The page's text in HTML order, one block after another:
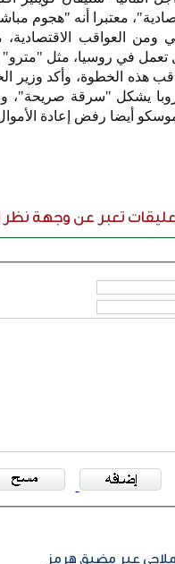
معتبرا أنه "هجوم
ومن العواقب
تعمل في روسيا، مثل
هذه الخطوة، وأكد وزير
يشكل "سرقة
أيضا رفض إعادة الأموال
تعبر عن وجهة
عبر مضيق هرمز